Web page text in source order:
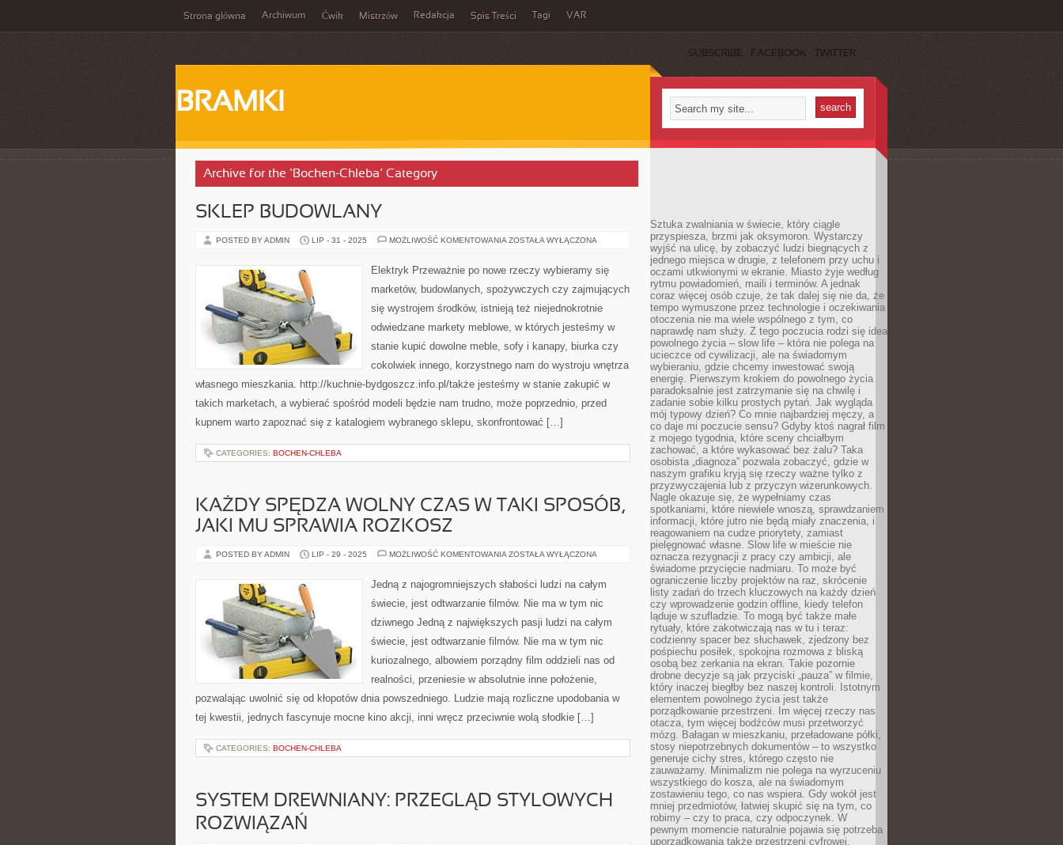
Strona główna Archiwum Ćwik Mistrzów Redakcja Spis Treści Tagi VAR
SUBSCRIBE FACEBOOK TWITTER
BRAMKI
Archive for the ‘Bochen-Chleba’ Category
SKLEP BUDOWLANY
POSTED BY ADMIN LIP - 31 - 2025 MOŻLIWOŚĆ KOMENTOWANIA SKLEP
ZOSTAŁA WYŁĄCZONA
Elektryk Przeważnie po nowe rzeczy wybieramy się
marketów, budowlanych, spożywczych czy zajmujących
się wystrojem środków, istnieją też niejednokrotnie
odwiedzane markety meblowe, w których jesteśmy w
stanie kupić dowolne meble, sofy i kanapy, biurka czy
cokolwiek innego, korzystnego nam do wystroju wnętrza
własnego mieszkania. http://kuchnie-bydgoszcz.info.pl/także jesteśmy w stanie zakupić w
takich marketach, a wybierać spośród modeli będzie nam trudno, może poprzednio, przed
kupnem warto zapoznać się z katalogiem wybranego sklepu, skonfrontować […]
CATEGORIES: BOCHEN-CHLEBA
KAŻDY SPĘDZA WOLNY CZAS W TAKI SPOSÓB,
JAKI MU SPRAWIA ROZKOSZ
POSTED BY ADMIN LIP - 29 - 2025 MOŻLIWOŚĆ KOMENTOWANIA KAŻDY
CZAS
W
SPOSÓB,
MU
ROZKOSZ
ZOSTAŁA WYŁĄCZONA
Jedną z najogromniejszych słabości ludzi na całym
świecie, jest odtwarzanie filmów. Nie ma w tym nic
dziwnego Jedną z największych pasji ludzi na całym
świecie, jest odtwarzanie filmów. Nie ma w tym nic
kuriozalnego, albowiem porządny film oddzieli nas od
realności, przeniesie w absolutnie inne położenie,
pozwalając uwolnić się od kłopotów dnia powszedniego. Ludzie mają rozliczne upodobania w
tej kwestii, jednych fascynuje mocne kino akcji, inni wręcz przeciwnie wolą słodkie […]
CATEGORIES: BOCHEN-CHLEBA
SYSTEM DREWNIANY: PRZEGLĄD STYLOWYCH
ROZWIĄZAŃ
Sztuka zwalniania w świecie, który ciągle
przyspiesza, brzmi jak oksymoron. Wystarczy
wyjść na ulicę, by zobaczyć ludzi biegnących z
jednego miejsca w drugie, z telefonem przy uchu i
oczami utkwionymi w ekranie. Miasto żyje według
rytmu powiadomień, maili i terminów. A jednak
coraz więcej osób czuje, że tak dalej się nie da, że
tempo wymuszone przez technologie i oczekiwania
otoczenia nie ma wiele wspólnego z tym, co
naprawdę nam służy. Z tego poczucia rodzi się idea
powolnego życia – slow life – która nie polega na
ucieczce od cywilizacji, ale na świadomym
wybieraniu, gdzie chcemy inwestować swoją
energię. Pierwszym krokiem do powolnego życia
paradoksalnie jest zatrzymanie się na chwilę i
zadanie sobie kilku prostych pytań. Jak wygląda
mój typowy dzień? Co mnie najbardziej męczy, a
co daje mi poczucie sensu? Gdyby ktoś nagrał film
z mojego tygodnia, które sceny chciałbym
zachować, a które wykasować bez żalu? Taka
osobista „diagnoza” pozwala zobaczyć, gdzie w
naszym grafiku kryją się rzeczy ważne tylko z
przyzwyczajenia lub z przyczyn wizerunkowych.
Nagle okazuje się, że wypełniamy czas
spotkaniami, które niewiele wnoszą, sprawdzaniem
informacji, które jutro nie będą miały znaczenia, i
reagowaniem na cudze priorytety, zamiast
pielęgnować własne. Slow life w mieście nie
oznacza rezygnacji z pracy czy ambicji, ale
świadome przycięcie nadmiaru. To może być
ograniczenie liczby projektów na raz, skrócenie
listy zadań do trzech kluczowych na każdy dzień
czy wprowadzenie godzin offline, kiedy telefon
ląduje w szufladzie. To mogą być także małe
rytuały, które zakotwiczają nas w tu i teraz:
codzienny spacer bez słuchawek, zjedzony bez
pośpiechu posiłek, spokojna rozmowa z bliską
osobą bez zerkania na ekran. Takie pozornie
drobne decyzje są jak przyciski „pauza” w filmie,
który inaczej biegłby bez naszej kontroli. Istotnym
elementem powolnego życia jest także
porządkowanie przestrzeni. Im więcej rzeczy nas
otacza, tym więcej bodźców musi przetworzyć
mózg. Bałagan w mieszkaniu, przeładowane półki,
stosy niepotrzebnych dokumentów – to wszystko
generuje cichy stres, którego często nie
zauważamy. Minimalizm nie polega na wyrzuceniu
wszystkiego do kosza, ale na świadomym
zostawieniu tego, co nas wspiera. Gdy wokół jest
mniej przedmiotów, łatwiej skupić się na tym, co
robimy – czy to praca, czy odpoczynek. W
pewnym momencie naturalnie pojawia się potrzeba
uporządkowania także przestrzeni cyfrowej.